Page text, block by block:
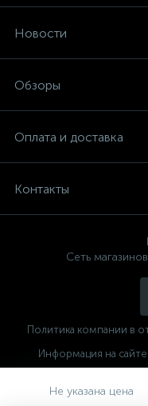
Не указана цена
Новости
Обзоры
Оплата и доставка
Контакты
Сеть
Политика компании в
Информация на